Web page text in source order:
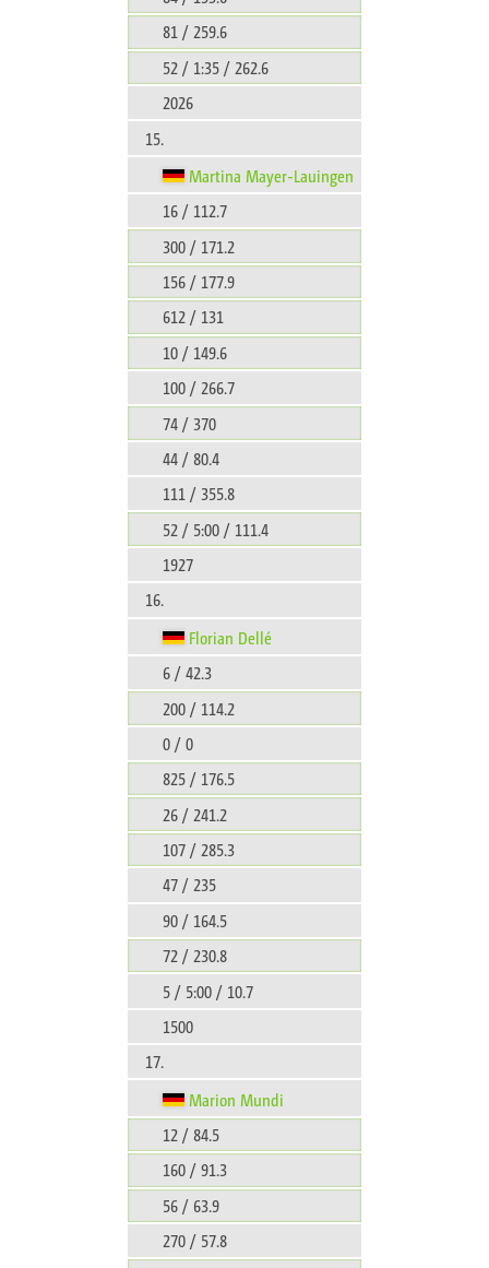
81 / 259.6
52 / 1:35 / 262.6
2026
15.
Martina Mayer-Lauingen
16 / 112.7
300 / 171.2
156 / 177.9
612 / 131
10 / 149.6
100 / 266.7
74 / 370
44 / 80.4
111 / 355.8
52 / 5:00 / 111.4
1927
16.
Florian Dellé
6 / 42.3
200 / 114.2
0 / 0
825 / 176.5
26 / 241.2
107 / 285.3
47 / 235
90 / 164.5
72 / 230.8
5 / 5:00 / 10.7
1500
17.
Marion Mundi
12 / 84.5
160 / 91.3
56 / 63.9
270 / 57.8